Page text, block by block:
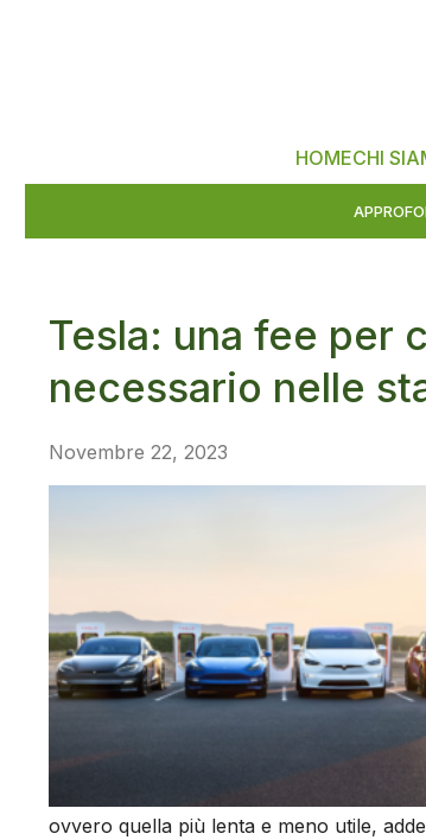
HOMECHI
Tesla: una fee per
necessario nelle
Novembre 22, 2023
ovvero quella più lenta e meno utile,